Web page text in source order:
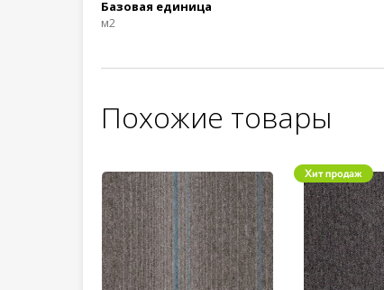
Базовая единица
м2
Похожие товары